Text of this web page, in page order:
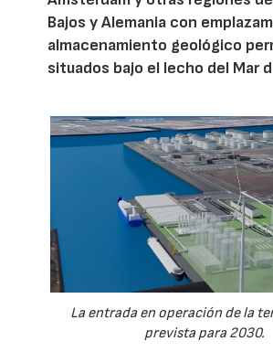
Bajos y Alemania con
almacenamiento geológico
situados bajo el lecho del Mar
La entrada en operación de la
prevista para 2030.